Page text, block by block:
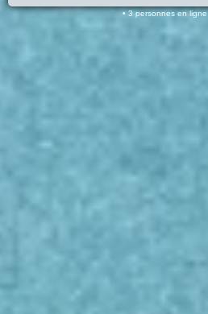
3 personnes en ligne